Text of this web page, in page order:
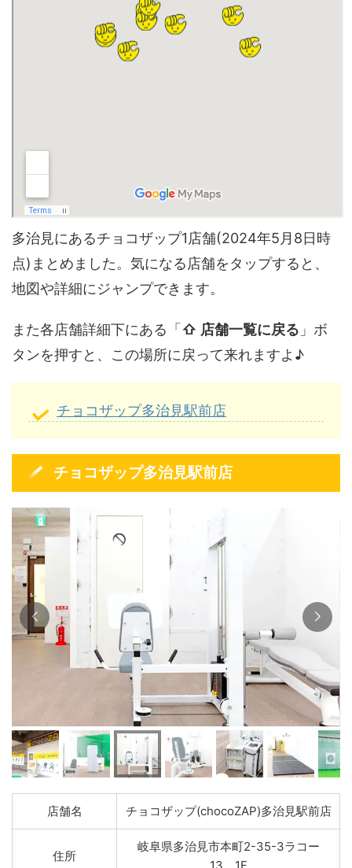
多治見にあるチョコザップ1店舗(2024年5月8日時
点)まとめました。気になる店舗をタップすると、
地図や詳細にジャンプできます。
また各店舗詳細下にある「⇧ 店舗一覧に戻る 」ボ
タンを押すと、この場所に戻って来れますよ♪
チョコザップ多治見駅前店
チョコザップ多治見駅前店
店舗名 チョコザップ(chocoZAP)多治見駅前店
住所
岐阜県多治見市本町2-35-3ラコー